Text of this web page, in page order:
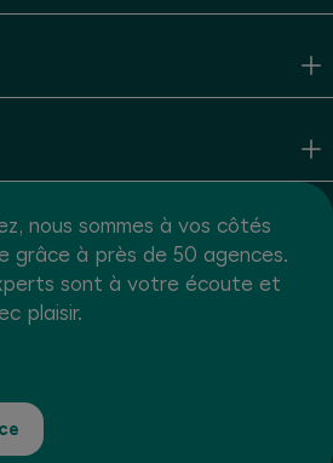
nous sommes à vos côtés
grâce à près de 50 agences.
sont à votre écoute et
plaisir.